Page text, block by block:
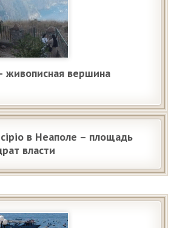
живописная вершина
в Неаполе – площадь
власти